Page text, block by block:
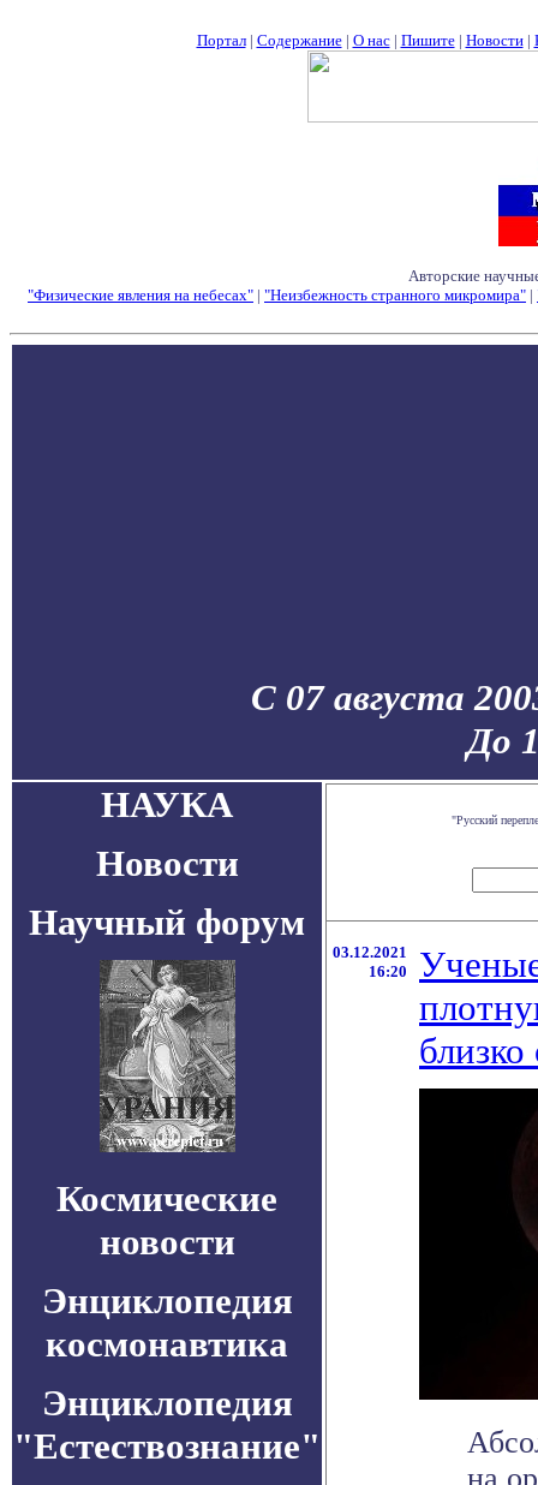
Портал| Содержание| О нас| Пишите| Новости|
Авторские
"Физические явления на небесах" | "Неизбежность странного микромира" |
С 07 августа
До
НАУКА
Новости
Научный форум
Космические
новости
Энциклопедия
космонавтика
Энциклопедия
"Естествознание"
"Русский
03.12.2021
16:20
близко